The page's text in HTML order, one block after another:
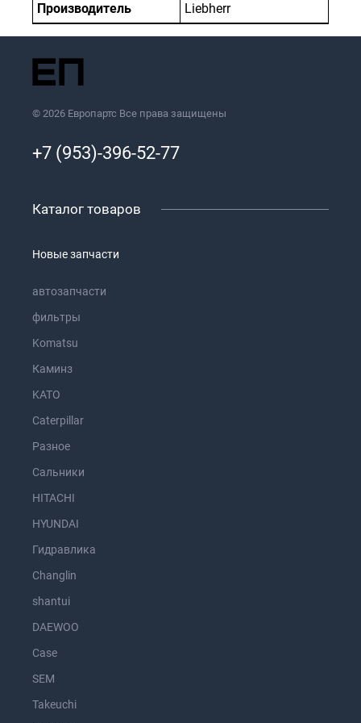
Производитель
Liebherr
© 2026 Европартс Все права защищены
+7 (953)-396-52-77
Каталог товаров
Новые запчасти
автозапчасти
фильтры
Komatsu
Каминз
KATO
Caterpillar
Разное
Сальники
HITACHI
HYUNDAI
Гидравлика
Changlin
shantui
DAEWOO
Case
SEM
Takeuchi